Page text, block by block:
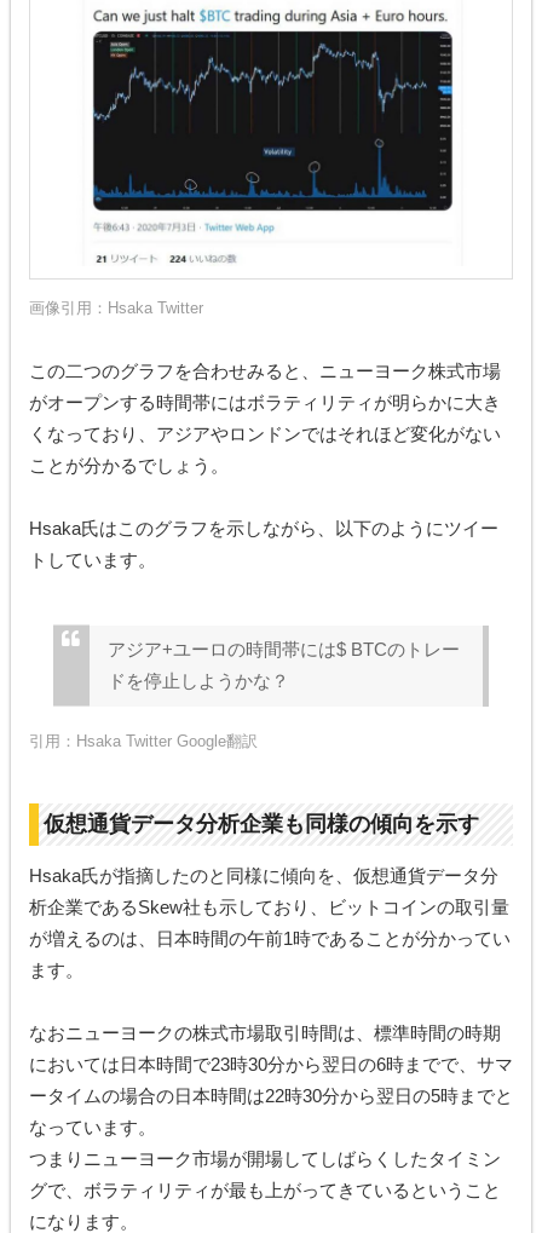
画像引用： Hsaka Twitter
この二つのグラフを合わせみると、ニューヨーク株式市場
がオープンする時間帯にはボラティリティが明らかに大き
くなっており、アジアやロンドンではそれほど変化がない
ことが分かるでしょう。
Hsaka氏はこのグラフを示しながら、以下のようにツイー
トしています。
アジア+ユーロの時間帯には$ BTCのトレー
ドを停止しようかな？
引用： Hsaka TwitterGoogle翻訳
仮想通貨データ分析企業も同様の傾向を示す
Hsaka氏が指摘したのと同様に傾向を、仮想通貨データ分
析企業であるSkew社も示しており、ビットコインの取引量
が増えるのは、日本時間の午前1時であることが分かってい
ます。
なおニューヨークの株式市場取引時間は、標準時間の時期
においては日本時間で23時30分から翌日の6時までで、サマ
ータイムの場合の日本時間は22時30分から翌日の5時までと
なっています。
つまりニューヨーク市場が開場してしばらくしたタイミン
グで、ボラティリティが最も上がってきているということ
になります。